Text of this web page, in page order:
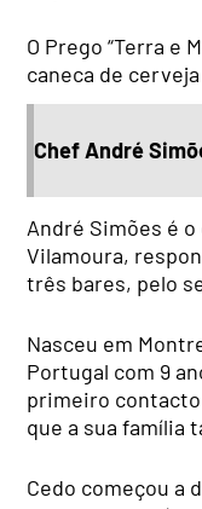
O Prego “Terra e
caneca de cerveja
Chef André
André Simões é
Vilamoura,
três bares, pelo
Nasceu em
Portugal com 9
primeiro
que a sua família
Cedo começou a